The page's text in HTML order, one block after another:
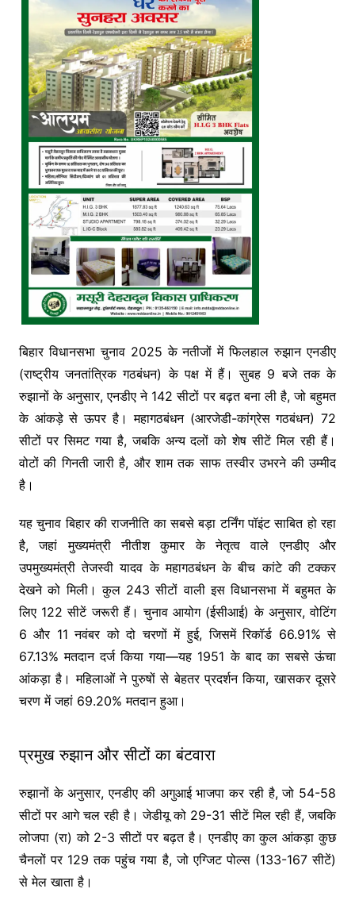
बिहार विधानसभा चुनाव 2025 के नतीजों में फिलहाल रुझान एनडीए
(राष्ट्रीय जनतांत्रिक गठबंधन) के पक्ष में हैं। सुबह 9 बजे तक के
रुझानों के अनुसार, एनडीए ने 142 सीटों पर बढ़त बना ली है, जो बहुमत
के आंकड़े से ऊपर है। महागठबंधन (आरजेडी-कांग्रेस गठबंधन) 72
सीटों पर सिमट गया है, जबकि अन्य दलों को शेष सीटें मिल रही हैं।
वोटों की गिनती जारी है, और शाम तक साफ तस्वीर उभरने की उम्मीद
है।
यह चुनाव बिहार की राजनीति का सबसे बड़ा टर्निंग पॉइंट साबित हो रहा
है, जहां मुख्यमंत्री नीतीश कुमार के नेतृत्व वाले एनडीए और
उपमुख्यमंत्री तेजस्वी यादव के महागठबंधन के बीच कांटे की टक्कर
देखने को मिली। कुल 243 सीटों वाली इस विधानसभा में बहुमत के
लिए 122 सीटें जरूरी हैं। चुनाव आयोग (ईसीआई) के अनुसार, वोटिंग
6 और 11 नवंबर को दो चरणों में हुई, जिसमें रिकॉर्ड 66.91% से
67.13% मतदान दर्ज किया गया—यह 1951 के बाद का सबसे ऊंचा
आंकड़ा है। महिलाओं ने पुरुषों से बेहतर प्रदर्शन किया, खासकर दूसरे
चरण में जहां 69.20% मतदान हुआ।
प्रमुख रुझान और सीटों का बंटवारा
रुझानों के अनुसार, एनडीए की अगुआई भाजपा कर रही है, जो 54-58
सीटों पर आगे चल रही है। जेडीयू को 29-31 सीटें मिल रही हैं, जबकि
लोजपा (रा) को 2-3 सीटों पर बढ़त है। एनडीए का कुल आंकड़ा कुछ
चैनलों पर 129 तक पहुंच गया है, जो एग्जिट पोल्स (133-167 सीटें)
से मेल खाता है।